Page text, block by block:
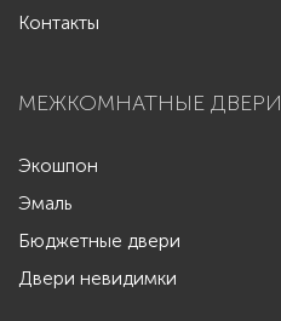
Контакты
МЕЖКОМНАТНЫЕ ДВЕРИ
Экошпон
Эмаль
Бюджетные двери
Двери невидимки